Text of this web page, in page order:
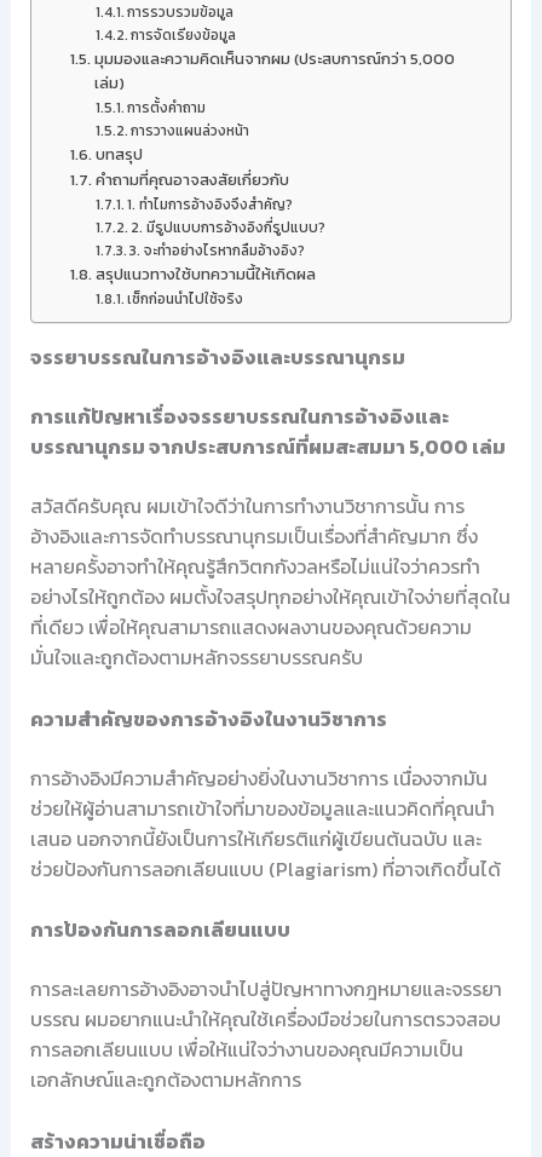
การรวบรวมข้อมูล
การจัดเรียงข้อมูล
มุมมองและความคิดเห็นจากผม (ประสบการณ์กว่า 5,000
เล่ม)
การตั้งคำถาม
การวางแผนล่วงหน้า
บทสรุป
คำถามที่คุณอาจสงสัยเกี่ยวกับ
1. ทำไมการอ้างอิงจึงสำคัญ?
2. มีรูปแบบการอ้างอิงกี่รูปแบบ?
3. จะทำอย่างไรหากลืมอ้างอิง?
สรุปแนวทางใช้บทความนี้ให้เกิดผล
เช็กก่อนนำไปใช้จริง
จรรยาบรรณในการอ้างอิงและบรรณานุกรม
การแก้ปัญหาเรื่องจรรยาบรรณในการอ้างอิงและ
บรรณานุกรม จากประสบการณ์ที่ผมสะสมมา 5,000 เล่ม
สวัสดีครับคุณ ผมเข้าใจดีว่าในการทำงานวิชาการนั้น การ
อ้างอิงและการจัดทำบรรณานุกรมเป็นเรื่องที่สำคัญมาก ซึ่ง
หลายครั้งอาจทำให้คุณรู้สึกวิตกกังวลหรือไม่แน่ใจว่าควรทำ
อย่างไรให้ถูกต้อง ผมตั้งใจสรุปทุกอย่างให้คุณเข้าใจง่ายที่สุดใน
ที่เดียว เพื่อให้คุณสามารถแสดงผลงานของคุณด้วยความ
มั่นใจและถูกต้องตามหลักจรรยาบรรณครับ
ความสำคัญของการอ้างอิงในงานวิชาการ
การอ้างอิงมีความสำคัญอย่างยิ่งในงานวิชาการ เนื่องจากมัน
ช่วยให้ผู้อ่านสามารถเข้าใจที่มาของข้อมูลและแนวคิดที่คุณนำ
เสนอ นอกจากนี้ยังเป็นการให้เกียรติแก่ผู้เขียนต้นฉบับ และ
ช่วยป้องกันการลอกเลียนแบบ (Plagiarism) ที่อาจเกิดขึ้นได้
การป้องกันการลอกเลียนแบบ
การละเลยการอ้างอิงอาจนำไปสู่ปัญหาทางกฎหมายและจรรยา
บรรณ ผมอยากแนะนำให้คุณใช้เครื่องมือช่วยในการตรวจสอบ
การลอกเลียนแบบ เพื่อให้แน่ใจว่างานของคุณมีความเป็น
เอกลักษณ์และถูกต้องตามหลักการ
สร้างความน่าเชื่อถือ